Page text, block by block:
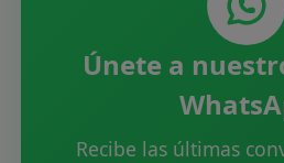
Únete a
Recibe las últimas